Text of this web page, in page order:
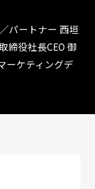
パートナー 西垣
役社長CEO 御
ーケティングデ